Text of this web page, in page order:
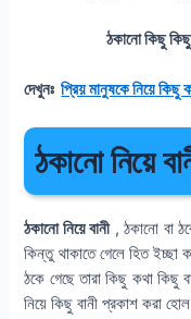
ঠকানো কিছু
দেখুনঃপ্রিয় মানুষকে নিয়ে কিছু
ঠকানো নিয়ে
ঠকানো নিয়ে বানী, ঠকানো বা
কিন্তু থাকাতে গেলে হিত
ঠকে গেছে তারা কিছু কথা কিছু
নিয়ে কিছু বানী প্রকাশ করা